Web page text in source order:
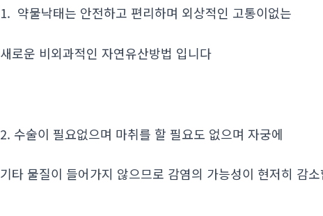
1. 약물낙태는 안전하고 편리하며 외상적인 고통이없는
새로운 비외과적인 자연유산방법 입니다
2. 수술이 필요없으며 마취를 할 필요도 없으며 자궁에
기타 물질이 들어가지 않으므로 감염의 가능성이 현저히 감